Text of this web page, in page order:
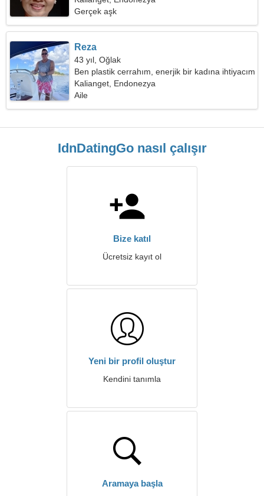
Gerçek aşk
Reza
43 yıl, Oğlak
Ben plastik cerrahım, enerjik bir kadına ihtiyacım
var
Kalianget, Endonezya
Aile
IdnDatingGo nasıl çalışır
Bize katıl
Ücretsiz kayıt ol
Yeni bir profil oluştur
Kendini tanımla
Aramaya başla